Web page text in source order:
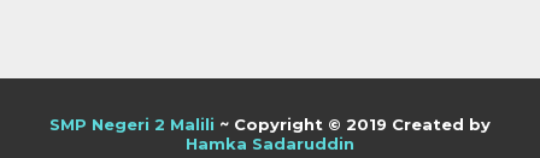
SMP Negeri 2 Malili ~ Copyright © 2019 Created by
Hamka Sadaruddin